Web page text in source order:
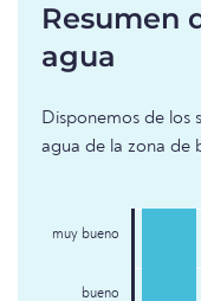
Resumen
agua
Disponemos de los
agua de la zona de
muy bueno
bueno